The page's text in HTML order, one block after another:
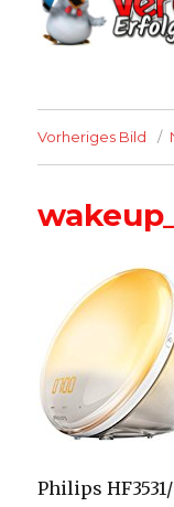
Vorheriges Bild
Philips